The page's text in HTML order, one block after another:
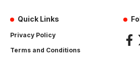
Quick Links
Privacy Policy
Terms and Conditions